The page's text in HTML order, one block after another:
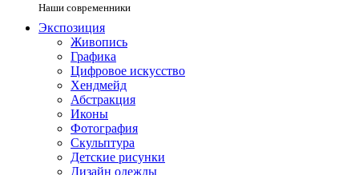
Наши современники
Экспозиция
Живопись
Графика
Цифровое искусство
Хендмейд
Абстракция
Иконы
Фотография
Скульптура
Детские рисунки
Дизайн одежды